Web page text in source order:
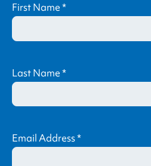
First Name*
Last Name*
Email Address*